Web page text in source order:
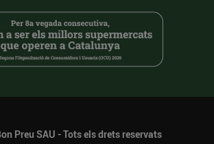
Preu SAU - Tots els drets reservats